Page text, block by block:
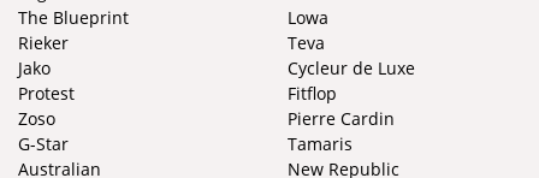
The Blueprint
Rieker
Jako
Protest
Zoso
Lowa
Teva
Cycleur de Luxe
Fitflop
Pierre Cardin
G-Star
Australian
Tamaris
New Republic